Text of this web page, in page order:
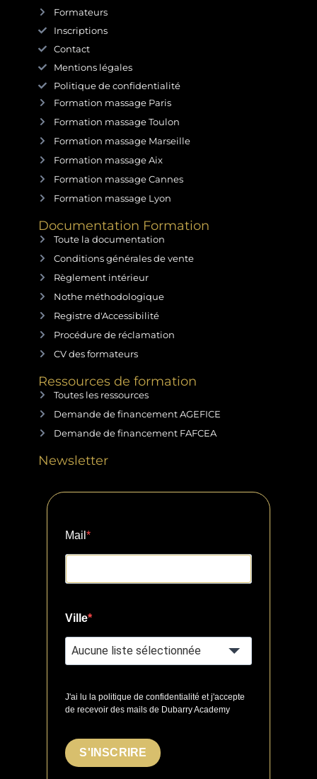
Formateurs
Inscriptions
Contact
Mentions légales
Politique de confidentialité
Formation massage Paris
Formation massage Toulon
Formation massage Marseille
Formation massage Aix
Formation massage Cannes
Formation massage Lyon
Documentation Formation
Toute la documentation
Conditions générales de vente
Règlement intérieur
Nothe méthodologique
Registre d'Accessibilité
Procédure de réclamation
CV des formateurs
Ressources de formation
Toutes les ressources
Demande de financement AGEFICE
Demande de financement FAFCEA
Newsletter
Mail
Ville
Aucune liste sélectionnée
J'ai lu la politique de confidentialité et j'accepte
de recevoir des mails de Dubarry Academy
S'INSCRIRE